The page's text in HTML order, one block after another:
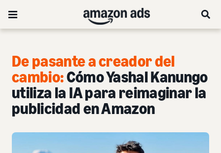
De pasante a creador del
cambio:Cómo Yashal Kanungo
utiliza la IA para reimaginar la
publicidad en Amazon